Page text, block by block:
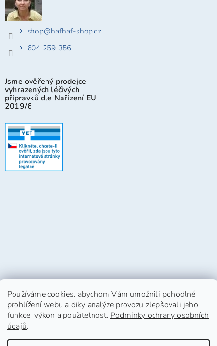
Používáme cookies, abychom Vám umožnili pohodlné
prohlížení webu a díky analýze provozu zlepšovali jeho
funkce, výkon a použitelnost. Podmínky ochrany osobních
údajů.
shop@hafhaf-shop.cz
604 259 356
Jsme ověřený prodejce
vyhrazených léčivých
přípravků dle Nařízení EU
2019/6